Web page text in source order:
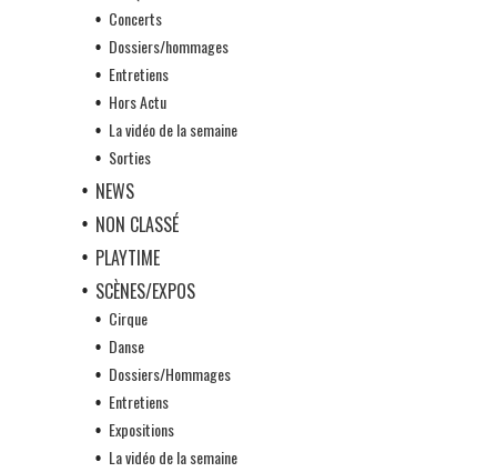
Concerts
Dossiers/hommages
Entretiens
Hors Actu
La vidéo de la semaine
Sorties
NEWS
NON CLASSÉ
PLAYTIME
SCÈNES/EXPOS
Cirque
Danse
Dossiers/Hommages
Entretiens
Expositions
La vidéo de la semaine